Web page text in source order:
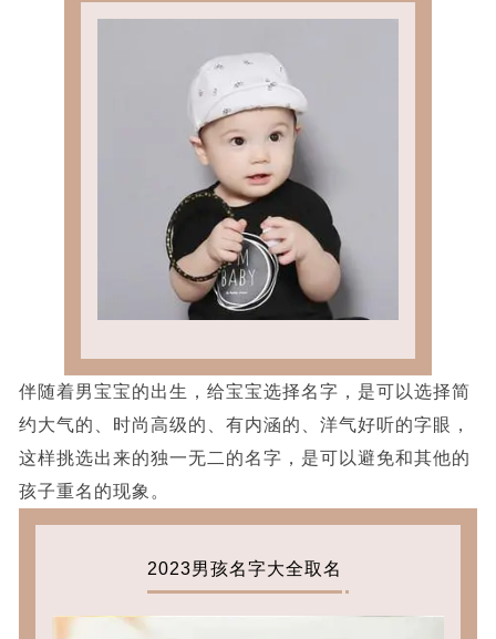
伴随着男宝宝的出生，给宝宝选择名字，是可以选择简
约大气的、时尚高级的、有内涵的、洋气好听的字眼，
这样挑选出来的独一无二的名字，是可以避免和其他的
孩子重名的现象。
2023男孩名字大全取名